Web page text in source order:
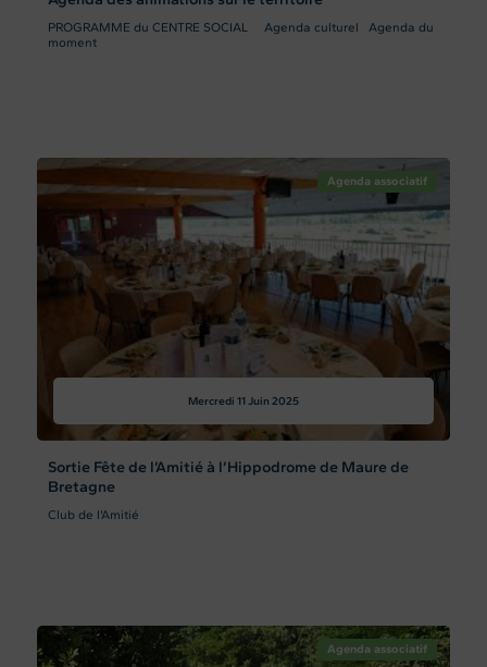
PROGRAMME du CENTRE SOCIAL Agenda culturel Agenda du
moment
Agenda associatif
Mercredi 11 Juin 2025
Sortie Fête de l’Amitié à l’Hippodrome de Maure de
Bretagne
Club de l'Amitié
Agenda associatif